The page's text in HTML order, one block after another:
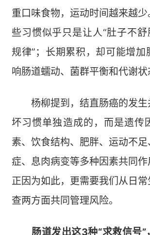
重口味食物，运动时间越来越
些习惯似乎只是让人“肚子不舒
规律”；长期累积，却可能增加
响肠道蠕动、菌群平衡和代谢状
杨柳提到，结直肠癌的发生
坏习惯单独造成的，而是遗传
素、饮食结构、肥胖、运动不
症、息肉病变等多种因素共同
正因为如此，更需要我们从日
查两方面共同管理风险。
肠道发出这3种“求救信号”